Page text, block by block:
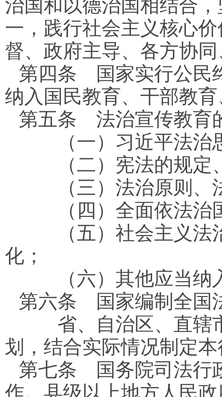
治国和以德治国相结合
一，践行社会主义核心
督、政府主导、各方协
第四条 国家实行公民
纳入国民教育、干部教
第五条 法治宣传教育
（一）习近平法治
（二）宪法的规定
（三）法治原则、
（四）全面依法治
（五）社会主义法
化；
（六）其他应当纳
第六条 国家编制全国
省、自治区、直辖
划，结合实际情况制定
第七条 国务院司法行
作。县级以上地方人民